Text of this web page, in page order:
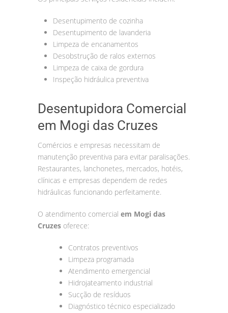
Desentupimento de cozinha
Desentupimento de lavanderia
Limpeza de encanamentos
Desobstrução de ralos externos
Limpeza de caixa de gordura
Inspeção hidráulica preventiva
Desentupidora Comercial
em Mogi das Cruzes
Comércios e empresas necessitam de
manutenção preventiva para evitar paralisações.
Restaurantes, lanchonetes, mercados, hotéis,
clínicas e empresas dependem de redes
hidráulicas funcionando perfeitamente.
O atendimento comercial em Mogi das
Cruzes oferece:
Contratos preventivos
Limpeza programada
Atendimento emergencial
Hidrojateamento industrial
Sucção de resíduos
Diagnóstico técnico especializado